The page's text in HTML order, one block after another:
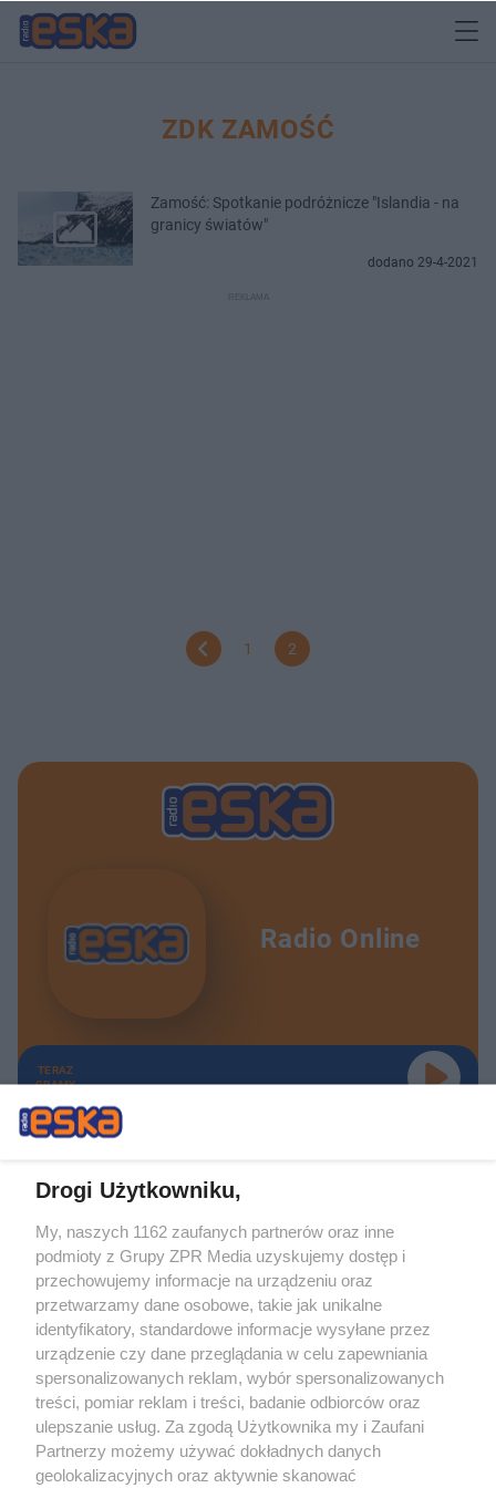
ZDK ZAMOŚĆ
Zamość: Spotkanie podróżnicze "Islandia - na
granicy światów"
dodano 29-4-2021
1 2
Radio Online
TERAZ
GRAMY
Żaden utwór zamieszczony w serwisie nie może być powielany i
rozpowszechniany lub dalej rozpowszechniany w jakikolwiek sposób (w
tym także elektroniczny lub mechaniczny) na jakimkolwiek polu
eksploatacji w jakiejkolwiek formie, włącznie z umieszczaniem w Internecie
bez pisemnej zgody właściciela praw. Jakiekolwiek użycie lub
wykorzystanie utworów w całości lub w części z naruszeniem prawa, tzn.
bez właściwej zgody, jest zabronione pod groźbą kary i może być ścigane
prawnie.
Drogi Użytkowniku,
My, naszych 1162 zaufanych partnerów oraz inne
podmioty z Grupy ZPR Media uzyskujemy dostęp i
przechowujemy informacje na urządzeniu oraz
przetwarzamy dane osobowe, takie jak unikalne
identyfikatory, standardowe informacje wysyłane przez
urządzenie czy dane przeglądania w celu zapewniania
spersonalizowanych reklam, wybór spersonalizowanych
treści, pomiar reklam i treści, badanie odbiorców oraz
ulepszanie usług. Za zgodą Użytkownika my i Zaufani
Partnerzy możemy używać dokładnych danych
geolokalizacyjnych oraz aktywnie skanować